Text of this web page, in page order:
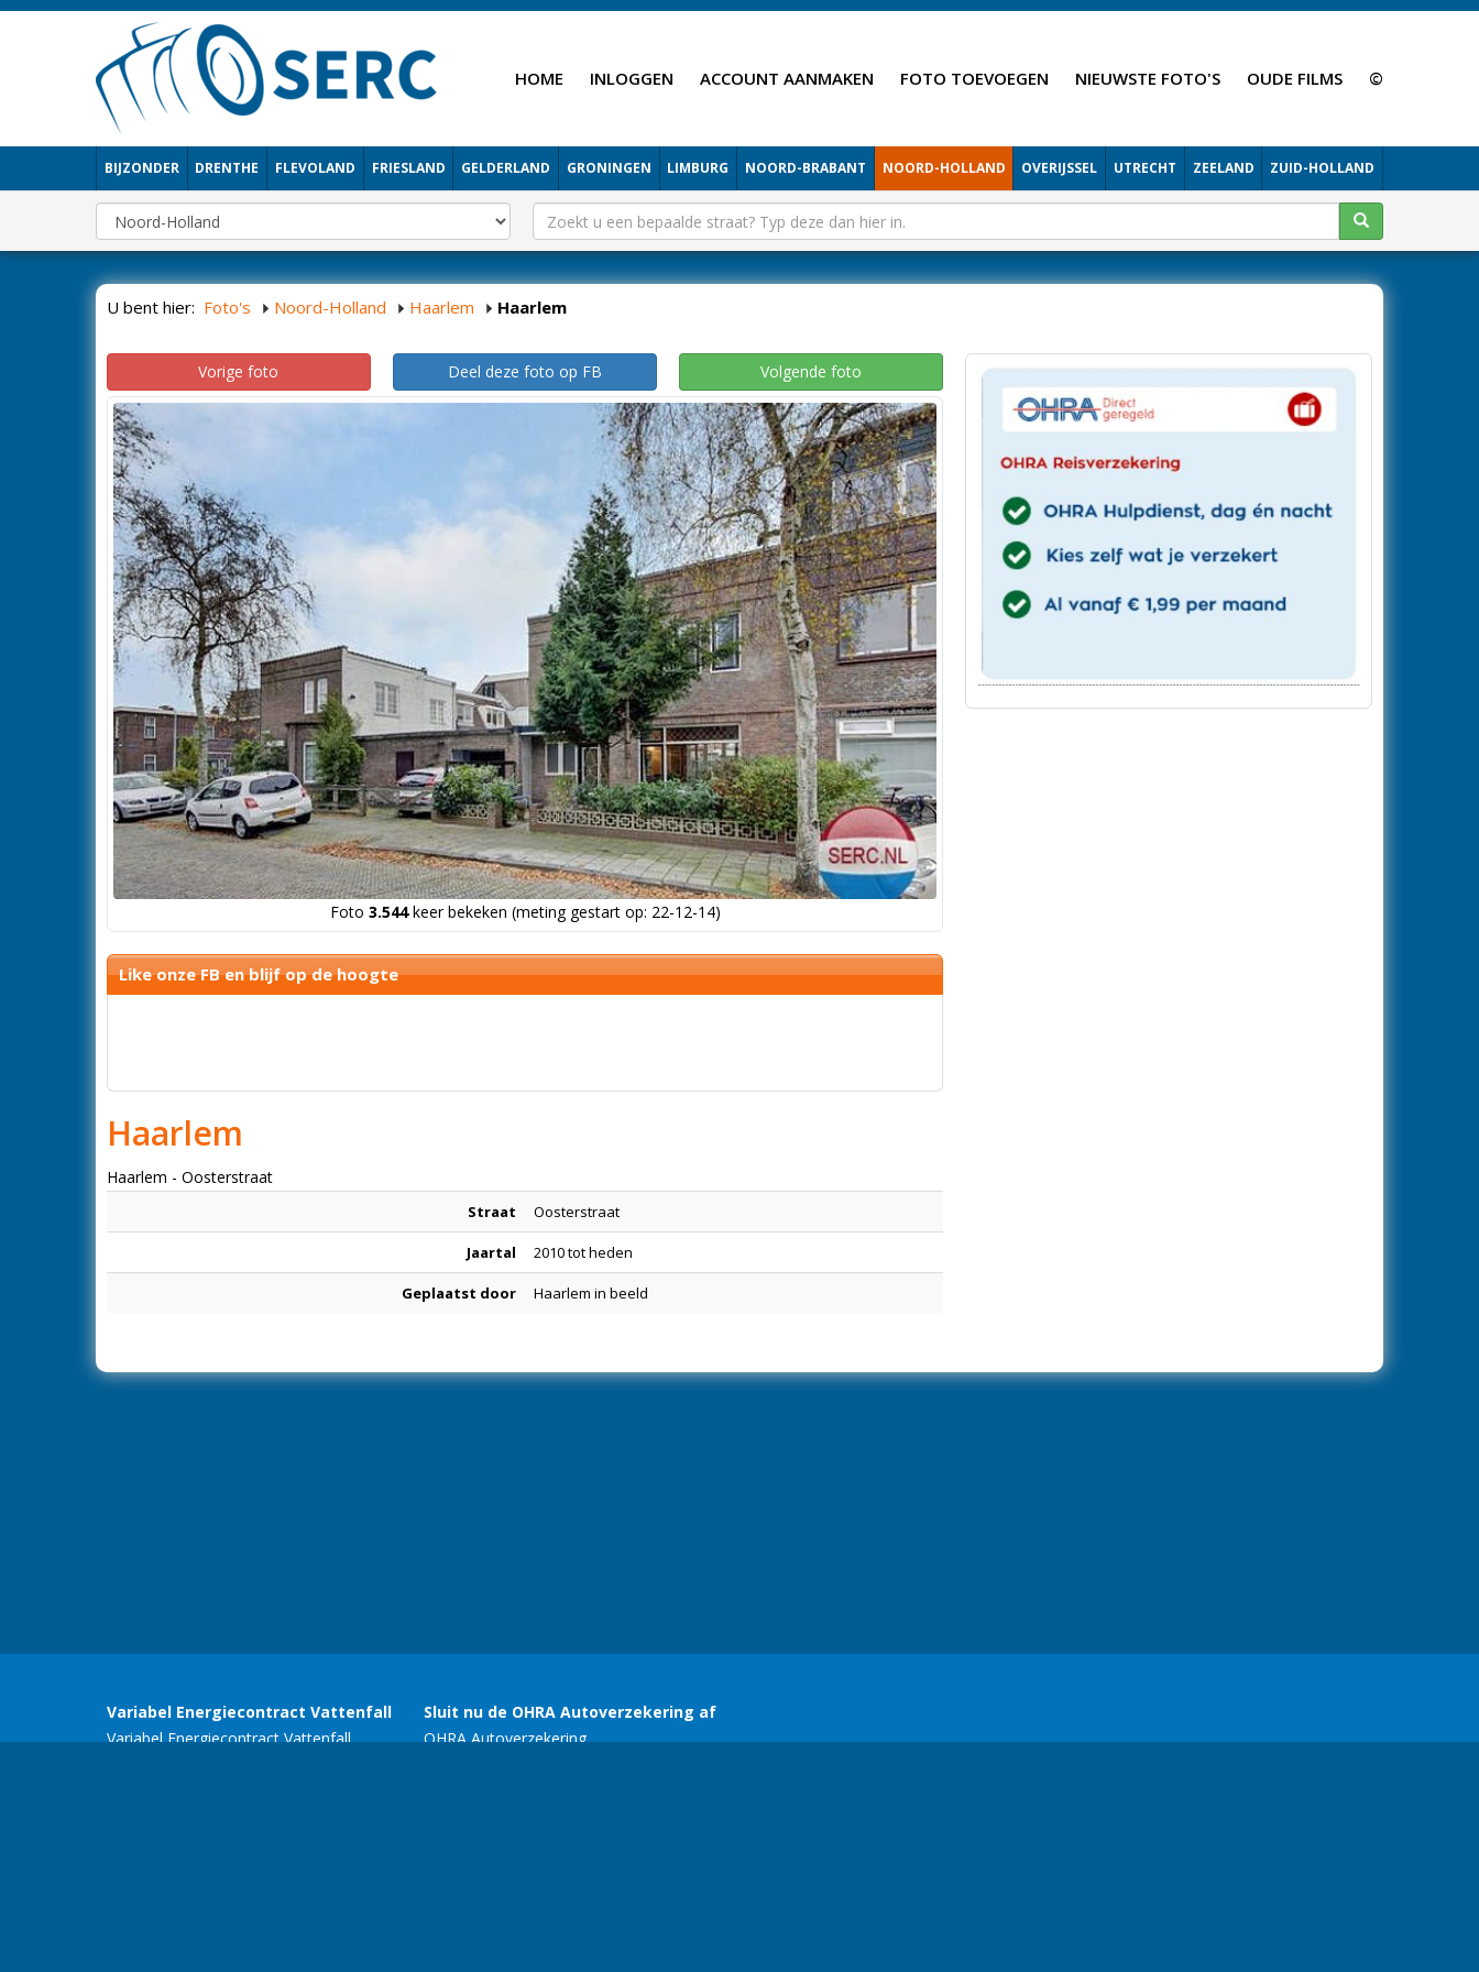
HOME INLOGGEN ACCOUNT AANMAKEN FOTO TOEVOEGEN NIEUWSTE FOTO'S OUDE FILMS ©
BIJZONDER DRENTHE FLEVOLAND FRIESLAND GELDERLAND GRONINGEN LIMBURG NOORD-BRABANT NOORD-HOLLAND OVERIJSSEL UTRECHT ZEELAND ZUID-HOLLAND
U bent hier: Foto's Noord-Holland Haarlem Haarlem
Vorige foto Deel deze foto op FB Volgende foto
Foto 3.544keer bekeken (meting gestart op: 22-12-14)
Like onze FB en blijf op de hoogte
Haarlem
Haarlem - Oosterstraat
Straat Oosterstraat
Jaartal 2010 tot heden
Geplaatst door Haarlem in beeld